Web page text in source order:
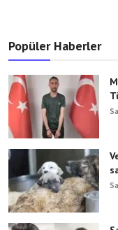
Popüler Haberler